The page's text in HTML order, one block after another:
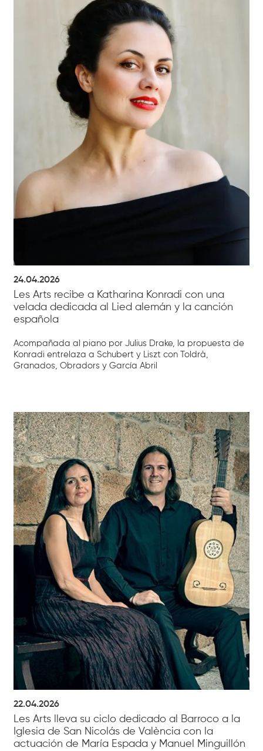
24.04.2026
Les Arts recibe a Katharina Konradi con una
velada dedicada al Lied alemán y la canción
española
Acompañada al piano por Julius Drake, la propuesta de
Konradi entrelaza a Schubert y Liszt con Toldrà,
Granados, Obradors y García Abril
22.04.2026
Les Arts lleva su ciclo dedicado al Barroco a la
Iglesia de San Nicolás de València con la
actuación de María Espada y Manuel Minguillón